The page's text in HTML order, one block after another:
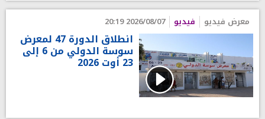
معرض فيديو فيديو 2026/08/07 20:19
انطلاق الدورة 47 لمعرض
سوسة الدولي من 6 إلى
23 أوت 2026